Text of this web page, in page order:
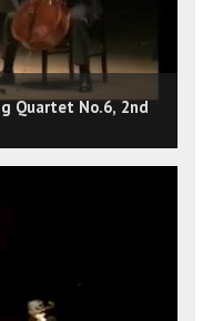
Quartet No.6, 2nd